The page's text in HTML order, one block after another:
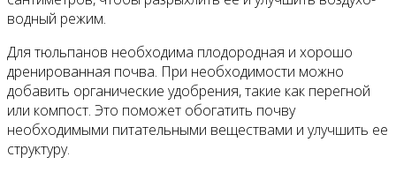
водный режим.
Для тюльпанов необходима плодородная и хорошо
дренированная почва. При необходимости можно
добавить органические удобрения, такие как перегной
или компост. Это поможет обогатить почву
необходимыми питательными веществами и улучшить ее
структуру.